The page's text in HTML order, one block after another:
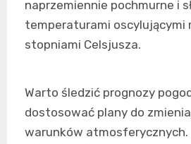
naprzemiennie pochmurne i
temperaturami oscylującymi
stopniami Celsjusza.
Warto śledzić prognozy
dostosować plany do
warunków atmosferycznych.